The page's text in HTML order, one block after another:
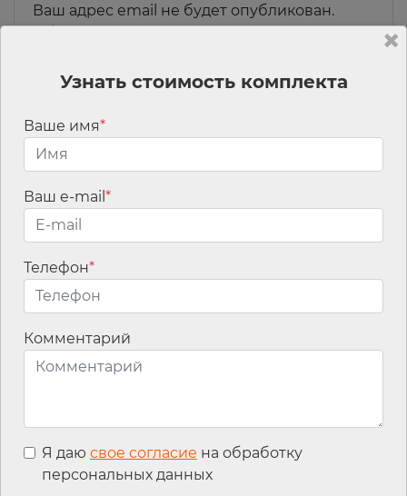
Ваш адрес email не будет опубликован.
Обязательные поля помечены*
Имя*
Email*
Узнать стоимость комплекта
Ваше имя*
Ваш e-mail *
Телефон*
Комментарий
Я даю свое согласие на обработку
персональных данных